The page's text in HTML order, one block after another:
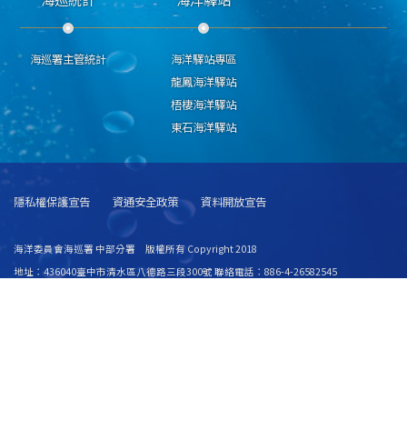
海巡署主管統計
海洋驛站專區
龍鳳海洋驛站
梧棲海洋驛站
東石海洋驛站
隱私權保護宣告 資通安全政策 資料開放宣告
海洋委員會海巡署 中部分署 版權所有 Copyright 2018
地址：436040臺中市清水區八德路三段300號 聯絡電話：886-4-26582545